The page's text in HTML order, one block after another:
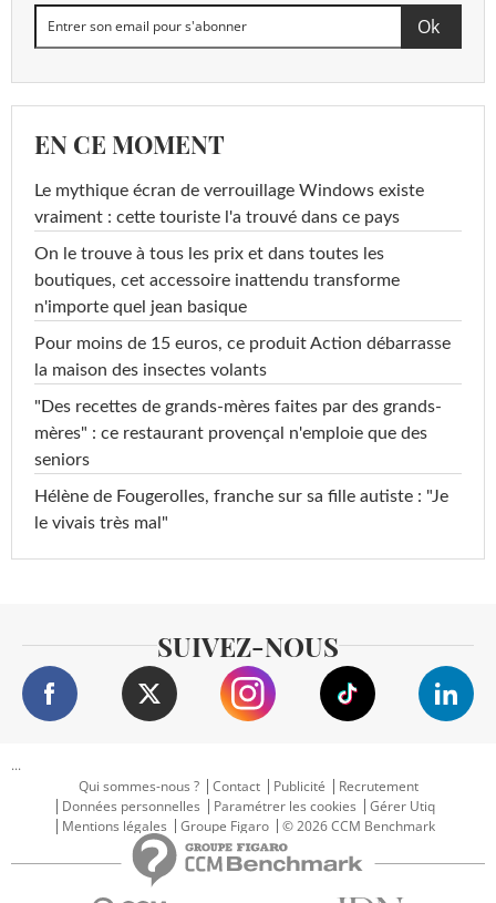
EN CE MOMENT
Le mythique écran de verrouillage Windows existe
vraiment : cette touriste l'a trouvé dans ce pays
On le trouve à tous les prix et dans toutes les
boutiques, cet accessoire inattendu transforme
n'importe quel jean basique
Pour moins de 15 euros, ce produit Action débarrasse
la maison des insectes volants
"Des recettes de grands-mères faites par des grands-
mères" : ce restaurant provençal n'emploie que des
seniors
Hélène de Fougerolles, franche sur sa fille autiste : "Je
le vivais très mal"
SUIVEZ-NOUS
...
Qui sommes-nous ?
Contact Publicité
Recrutement
Données personnelles
Paramétrer les cookies
Gérer Utiq
Mentions légales
Groupe Figaro © 2026 CCM Benchmark